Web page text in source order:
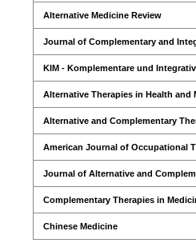
Alternative Medicine Review
Journal of Complementary and
KIM - Komplementare und
Alternative Therapies in Health and
Alternative and Complementary
American Journal of Occupational
Journal of Alternative and
Complementary Therapies in
Chinese Medicine